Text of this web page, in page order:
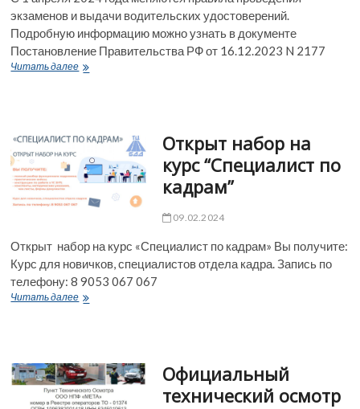
экзаменов и выдачи водительских удостоверений.
Подробную информацию можно узнать в документе
Постановление Правительства РФ от 16.12.2023 N 2177
Читать далееНовые
гибдд
1
апреля
2024
года
Открыт набор на
курс “Специалист по
кадрам”
09.02.2024
Открыт набор на курс «Специалист по кадрам» Вы получите:
Курс для новичков, специалистов отдела кадра. Запись по
телефону: 8 9053 067 067
Читать далееОткрыт
по
кадрам”
Официальный
технический осмотр